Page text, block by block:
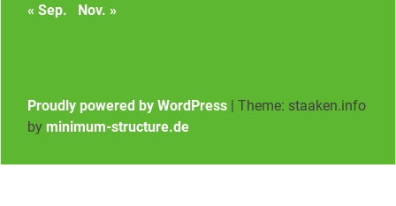
« Sep. Nov. »
Proudly powered by WordPress | Theme: staaken.info
by minimum-structure.de